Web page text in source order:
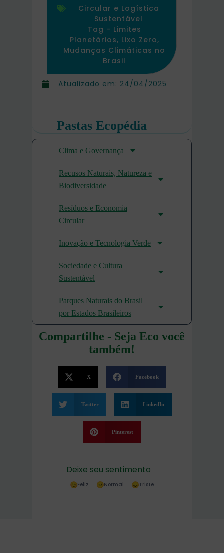
Atualizado em: 24/04/2025
Circular e Logística
Sustentável
Tag - Limites
Planetários, Lixo Zero,
Mudanças Climáticas no
Brasil
Pastas Ecopédia
Clima e Governança
Recusos Naturais, Natureza e
Biodiversidade
Resíduos e Economia
Circular
Inovação e Tecnologia Verde
Sociedade e Cultura
Sustentável
Parques Naturais do Brasil
por Estados Brasileiros
Compartilhe - Seja Eco você
também!
X Facebook
Twitter LinkedIn
Pinterest
Deixe seu sentimento
Feliz Normal Triste